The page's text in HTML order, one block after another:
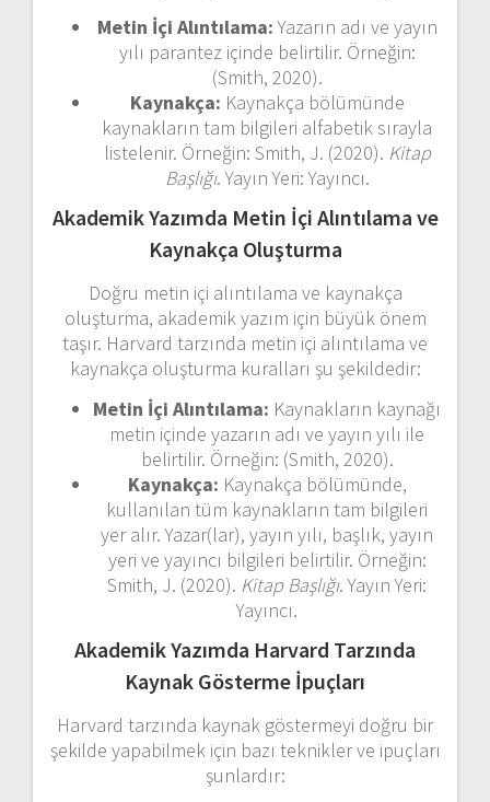
Metin İçi Alıntılama:Yazarın adı ve yayın
yılı parantez içinde belirtilir. Örneğin:
(Smith, 2020).
Kaynakça: Kaynakça bölümünde
kaynakların tam bilgileri alfabetik sırayla
listelenir. Örneğin: Smith, J. (2020). Kitap
Başlığı. Yayın Yeri: Yayıncı.
Akademik Yazımda Metin İçi Alıntılama ve
Kaynakça Oluşturma
Doğru metin içi alıntılama ve kaynakça
oluşturma, akademik yazım için büyük önem
taşır. Harvard tarzında metin içi alıntılama ve
kaynakça oluşturma kuralları şu şekildedir:
Metin İçi Alıntılama: Kaynakların kaynağı
metin içinde yazarın adı ve yayın yılı ile
belirtilir. Örneğin: (Smith, 2020).
Kaynakça: Kaynakça bölümünde,
kullanılan tüm kaynakların tam bilgileri
yer alır. Yazar(lar), yayın yılı, başlık, yayın
yeri ve yayıncı bilgileri belirtilir. Örneğin:
Smith, J. (2020). Kitap Başlığı. Yayın Yeri:
Yayıncı.
Akademik Yazımda Harvard Tarzında
Kaynak Gösterme İpuçları
Harvard tarzında kaynak göstermeyi doğru bir
şekilde yapabilmek için bazı teknikler ve ipuçları
şunlardır: